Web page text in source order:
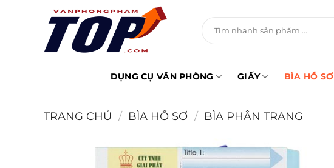
kiếm:
DỤNG CỤ VĂN PHÒNG GIẤY BÌA HỒ SƠ
TRANG CHỦ / BÌA HỒ SƠ / BÌA PHÂN TRANG